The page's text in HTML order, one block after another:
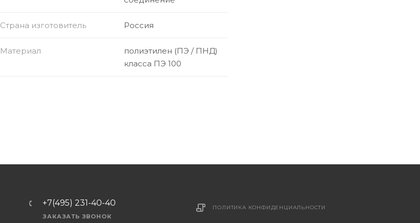
Страна изготовитель Россия
Материал
полиэтилен (ПЭ / ПНД)
класса ПЭ 100
+7(495) 231-40-40
ЗАКАЗАТЬ ЗВОНОК
ПОЛИТИКА КОНФИДЕНЦИАЛЬНОСТИ